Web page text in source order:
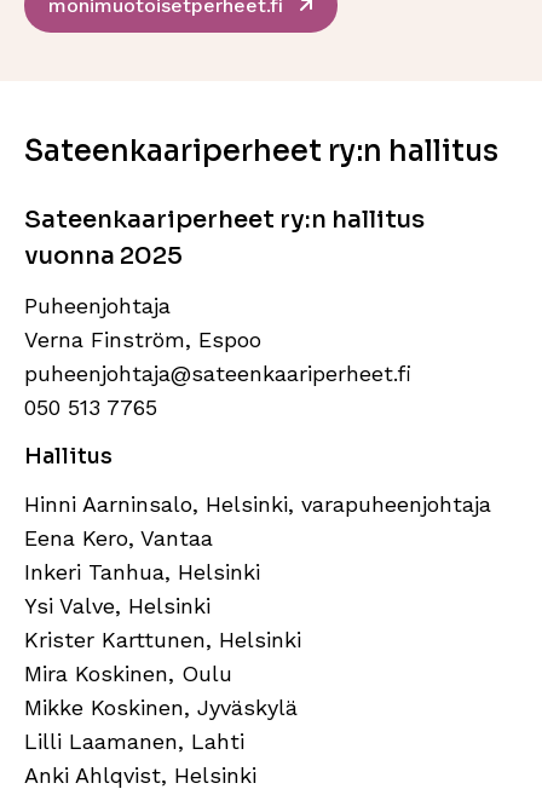
monimuotoisetperheet.fi
Sateenkaariperheet ry:n hallitus
Sateenkaariperheet ry:n hallitus
vuonna 2025
Puheenjohtaja
Verna Finström, Espoo
puheenjohtaja@sateenkaariperheet.fi
050 513 7765
Hallitus
Hinni Aarninsalo, Helsinki, varapuheenjohtaja
Eena Kero, Vantaa
Inkeri Tanhua, Helsinki
Ysi Valve, Helsinki
Krister Karttunen, Helsinki
Mira Koskinen, Oulu
Mikke Koskinen, Jyväskylä
Lilli Laamanen, Lahti
Anki Ahlqvist, Helsinki